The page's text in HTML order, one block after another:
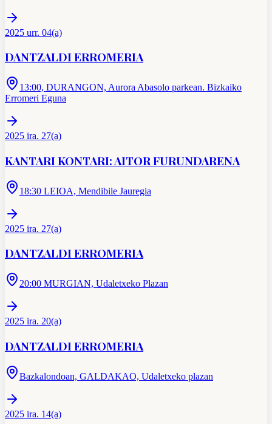
2025 urr. 04(a)
DANTZALDI ERROMERIA
13:00, DURANGON, Aurora Abasolo parkean. Bizkaiko
Erromeri Eguna
2025 ira. 27(a)
KANTARI KONTARI: AITOR FURUNDARENA
18:30 LEIOA, Mendibile Jauregia
2025 ira. 27(a)
DANTZALDI ERROMERIA
20:00 MURGIAN, Udaletxeko Plazan
2025 ira. 20(a)
DANTZALDI ERROMERIA
Bazkalondoan, GALDAKAO, Udaletxeko plazan
2025 ira. 14(a)